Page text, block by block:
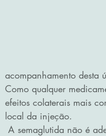
acompanhamento desta
Como qualquer
efeitos colaterais mais
local da injeção.